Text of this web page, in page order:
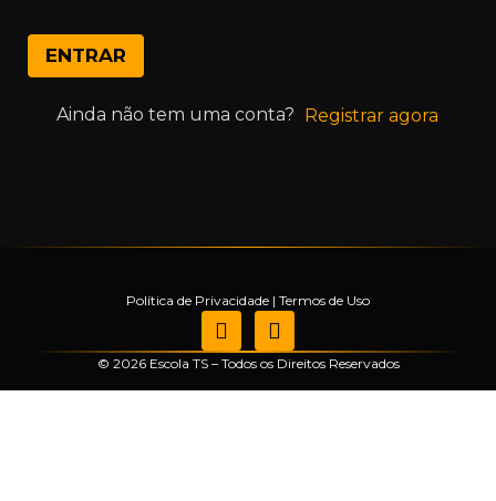
ENTRAR
Ainda não tem uma conta? Registrar agora
Política de Privacidade | Termos de Uso
© 2026 Escola TS – Todos os Direitos Reservados